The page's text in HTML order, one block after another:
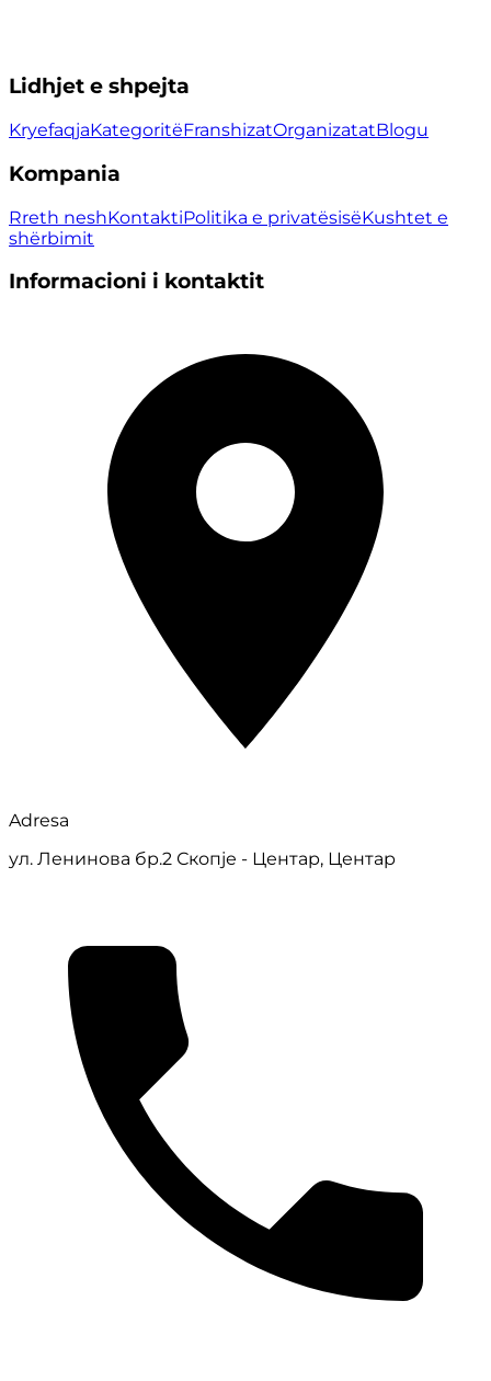
Lidhjet e shpejta
KryefaqjaKategoritëFranshizatOrganizatatBlogu
Kompania
Rreth neshKontaktiPolitika e privatësisëKushtet e
shërbimit
Informacioni i kontaktit
Adresa
ул. Ленинова бр.2 Скопје - Центар, Центар